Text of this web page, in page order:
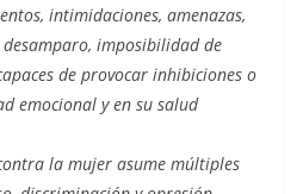
intimidaciones, amenazas,
imposibilidad de
de provocar inhibiciones o
emocional y en su salud
la mujer asume múltiples